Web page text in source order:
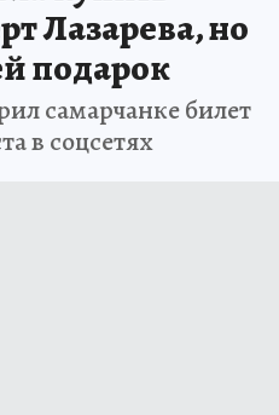
Лазарева, но
подарок
самарчанке билет
в соцсетях